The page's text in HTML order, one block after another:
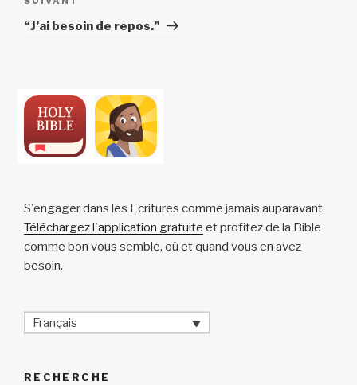
suivant
“J’ai besoin de repos.”
S'engager dans les Ecritures comme jamais auparavant.
Téléchargez l'application gratuite et profitez de la Bible
comme bon vous semble, où et quand vous en avez
besoin.
Français
RECHERCHE